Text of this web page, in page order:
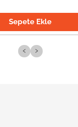
Sepete Ekle
‹ ›